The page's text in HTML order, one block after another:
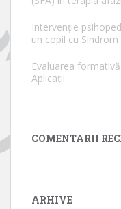
Intervenție
un copil cu
Evaluarea
Aplicații
COMENTARII
ARHIVE